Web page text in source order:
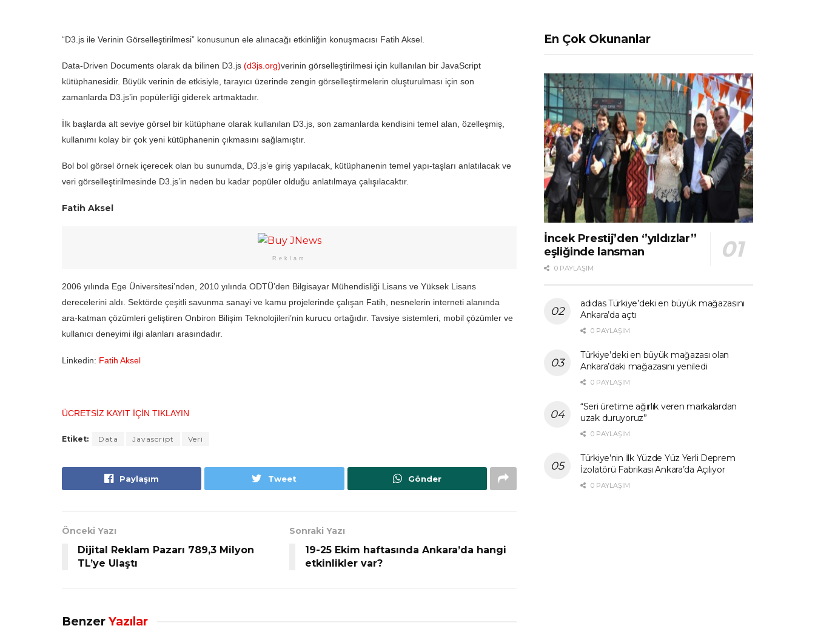
“D3.js ile Verinin Görselleştirilmesi” konusunun ele alınacağı etkinliğin konuşmacısı Fatih Aksel.
Data-Driven Documents olarak da bilinen D3.js (d3js.org)verinin görselleştirilmesi için kullanılan bir JavaScript
kütüphanesidir. Büyük verinin de etkisiyle, tarayıcı üzerinde zengin görselleştirmelerin oluşturulması için son
zamanlarda D3.js’in popülerliği giderek artmaktadır.
İlk başlarda alt seviye görsel bir kütüphane olarak kullanılan D3.js, son zamanlarda kendisini temel alan, özelleşmiş,
kullanımı kolay bir çok yeni kütüphanenin çıkmasını sağlamıştır.
Bol bol görsel örnek içerecek olan bu sunumda, D3.js’e giriş yapılacak, kütüphanenin temel yapı-taşları anlatılacak ve
veri görselleştirilmesinde D3.js’in neden bu kadar popüler olduğu anlatılmaya çalışılacaktır.
Fatih Aksel
Reklam
2006 yılında Ege Üniversitesi’nden, 2010 yılında ODTÜ’den Bilgisayar Mühendisliği Lisans ve Yüksek Lisans
derecelerini aldı. Sektörde çeşitli savunma sanayi ve kamu projelerinde çalışan Fatih, nesnelerin interneti alanında
ara-katman çözümleri geliştiren Onbiron Bilişim Teknolojileri’nin kurucu ortağıdır. Tavsiye sistemleri, mobil çözümler ve
kullanıcı deneyimi ilgi alanları arasındadır.
Linkedin: Fatih Aksel
ÜCRETSİZ KAYIT İÇİN TIKLAYIN
Etiket: Data Javascript Veri
Paylaşım Tweet Gönder
Önceki Yazı
Dijital Reklam Pazarı 789,3 Milyon
TL’ye Ulaştı
Sonraki Yazı
19-25 Ekim haftasında Ankara’da hangi
etkinlikler var?
Benzer Yazılar
En Çok Okunanlar
İncek Prestij’den ‘’yıldızlar’’
eşliğinde lansman
0 PAYLAŞIM
adidas Türkiye’deki en büyük mağazasını
Ankara’da açtı
0 PAYLAŞIM
Türkiye’deki en büyük mağazası olan
Ankara’daki mağazasını yeniledi
0 PAYLAŞIM
“Seri üretime ağırlık veren markalardan
uzak duruyoruz”
0 PAYLAŞIM
Türkiye’nin İlk Yüzde Yüz Yerli Deprem
İzolatörü Fabrikası Ankara’da Açılıyor
0 PAYLAŞIM